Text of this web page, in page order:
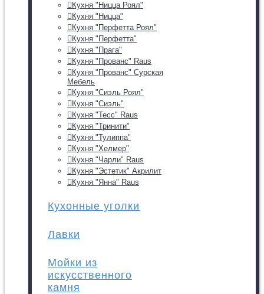
Кухня "Ницца Роял"
Кухня "Ницца"
Кухня "Перфетта Роял"
Кухня "Перфетта"
Кухня "Прага"
Кухня "Прованс" Raus
Кухня "Прованс" Сурская
Мебель
Кухня "Сиэль Роял"
Кухня "Сиэль"
Кухня "Тесс" Raus
Кухня "Тринити"
Кухня "Тулиппа"
Кухня "Хелмер"
Кухня "Чарли" Raus
Кухня "Эстетик" Акрилит
Кухня "Янна" Raus
Кухонные уголки
Лавки
Мойки из
искусственного
камня